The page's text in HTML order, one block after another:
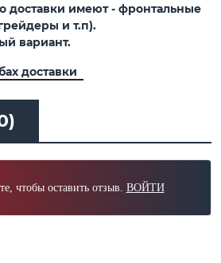
доставки имеют - фронтальные
и т.п).
вариант.
доставки
чтобы оставить отзыв. ВОЙТИ